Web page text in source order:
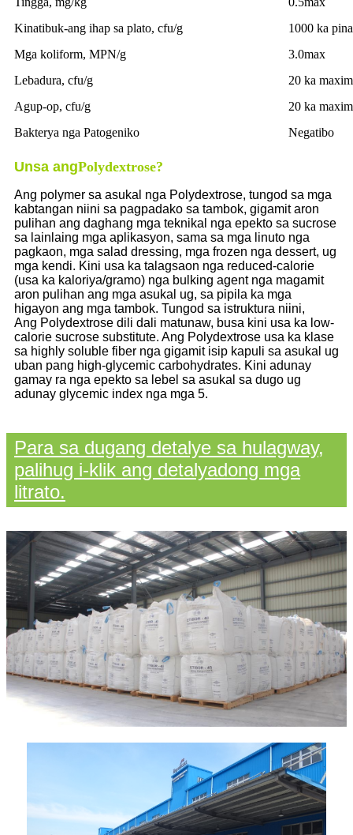
Kinatibuk-ang ihap sa plato, cfu/g
1000 ka
Mga koliform, MPN/g
3.0max
Lebadura, cfu/g
20 ka
Agup-op, cfu/g
20 ka
Bakterya nga Patogeniko
Negatibo
Unsa angPolydextrose?
Ang polymer sa asukal nga Polydextrose, tungod sa mga
kabtangan niini sa pagpadako sa tambok, gigamit aron
pulihan ang daghang mga teknikal nga epekto sa sucrose
sa lainlaing mga aplikasyon, sama sa mga linuto nga
pagkaon, mga salad dressing, mga frozen nga dessert, ug
mga kendi. Kini usa ka talagsaon nga reduced-calorie
(usa ka kaloriya/gramo) nga bulking agent nga magamit
aron pulihan ang mga asukal ug, sa pipila ka mga
higayon ang mga tambok. Tungod sa istruktura niini,
Ang Polydextrose dili dali matunaw, busa kini usa ka low-
calorie sucrose substitute. Ang Polydextrose usa ka klase
sa highly soluble fiber nga gigamit isip kapuli sa asukal ug
uban pang high-glycemic carbohydrates. Kini adunay
gamay ra nga epekto sa lebel sa asukal sa dugo ug
adunay glycemic index nga mga 5.
Para sa dugang detalye sa hulagway,
palihug i-klik ang detalyadong mga
litrato.